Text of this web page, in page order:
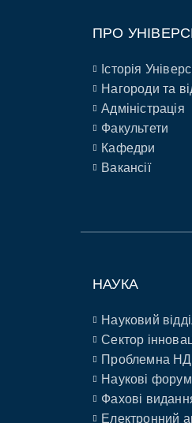
ПРО
Історія
Нагороди та
Адміністрація
Факультети
Кафедри
Вакансії
НАУКА
Науковий
Сектор
Проблемна
Наукові
Фахові
Електронний